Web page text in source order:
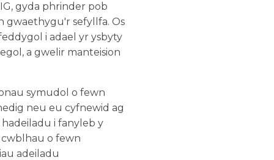
gyda phrinder pob
gwaethygu'r sefyllfa. Os
i adael yr ysbyty
a gwelir manteision
symudol o fewn
neu eu cyfnewid ag
i fanyleb y
o fewn
adeiladu